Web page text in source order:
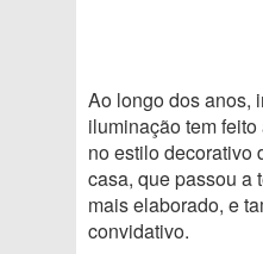
Ao longo dos anos,
iluminação tem
no estilo decorativo
casa, que passou a
mais elaborado, e
convidativo.